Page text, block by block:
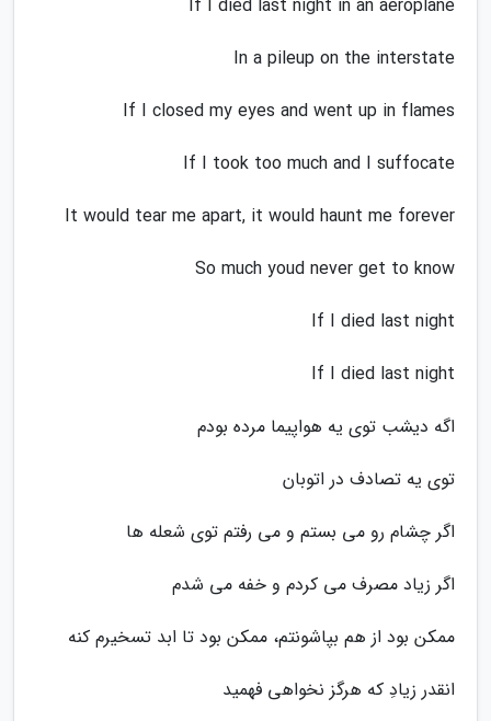
If I died last night in an aeroplane
In a pileup on the interstate
If I closed my eyes and went up in flames
If I took too much and I suffocate
It would tear me apart, it would haunt me forever
So much youd never get to know
If I died last night
If I died last night
اگه دیشب توی یه هواپیما مرده بودم
توی یه تصادف در اتوبان
اگر چشام رو می بستم و می رفتم توی شعله ها
اگر زیاد مصرف می کردم و خفه می شدم
ممکن بود از هم بپاشونتم، ممکن بود تا ابد تسخیرم کنه
انقدر زیادِ که هرگز نخواهی فهمید